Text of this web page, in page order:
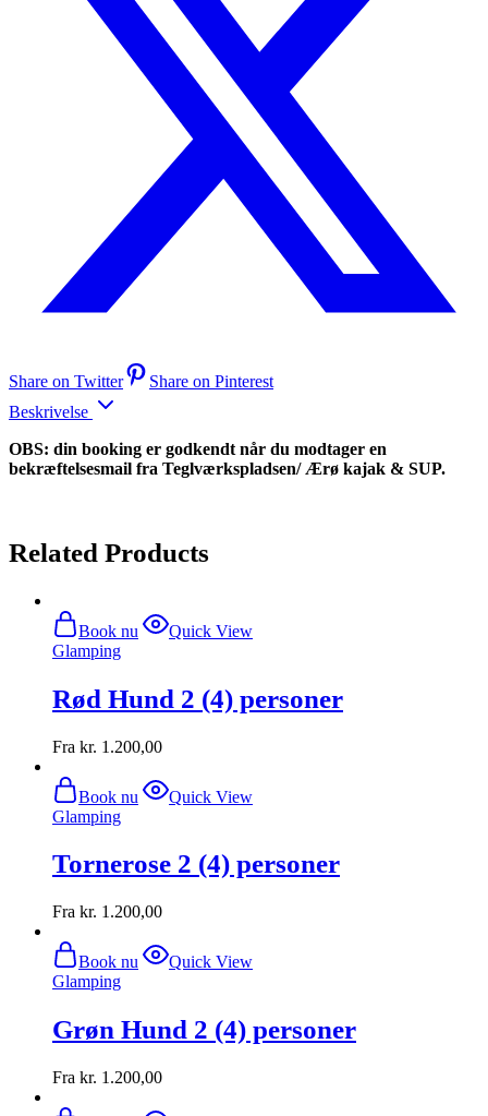
Share on Twitter
Share on Pinterest
Beskrivelse
OBS: din booking er godkendt når du modtager en
bekræftelsesmail fra Teglværkspladsen/ Ærø kajak & SUP.
Related Products
Book nu
Quick View
Glamping
Rød Hund 2 (4) personer
Fra kr. 1.200,00
Book nu
Quick View
Glamping
Tornerose 2 (4) personer
Fra kr. 1.200,00
Book nu
Quick View
Glamping
Grøn Hund 2 (4) personer
Fra kr. 1.200,00